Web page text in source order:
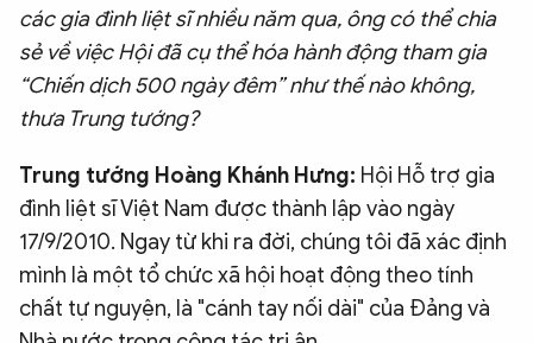
các gia đình liệt sĩ nhiều năm qua, ông có thể chia
sẻ về việc Hội đã cụ thể hóa hành động tham gia
“Chiến dịch 500 ngày đêm” như thế nào không,
thưa Trung tướng?
Trung tướng Hoàng Khánh Hưng: Hội Hỗ trợ gia
đình liệt sĩ Việt Nam được thành lập vào ngày
17/9/2010. Ngay từ khi ra đời, chúng tôi đã xác định
mình là một tổ chức xã hội hoạt động theo tính
chất tự nguyện, là "cánh tay nối dài" của Đảng và